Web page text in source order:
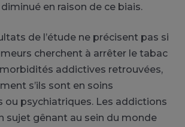
en raison de ce biais.
de l’étude ne précisent pas si
cherchent à arrêter le tabac
addictives retrouvées,
s’ils sont en soins
ou psychiatriques. Les addictions
sujet gênant au sein du monde